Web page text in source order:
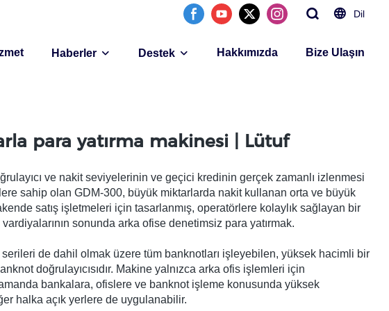
Dil
Haberler Destek Hakkımızda Bize Ulaşın
para yatırma makinesi | Lütuf
ve nakit seviyelerinin ve geçici kredinin gerçek zamanlı izlenmesi
sahip olan GDM-300, büyük miktarlarda nakit kullanan orta ve büyük
satış işletmeleri için tasarlanmış, operatörlere kolaylık sağlayan bir
sonunda arka ofise denetimsiz para yatırmak.
de dahil olmak üzere tüm banknotları işleyebilen, yüksek hacimli bir
doğrulayıcısıdır. Makine yalnızca arka ofis işlemleri için
bankalara, ofislere ve banknot işleme konusunda yüksek
halka açık yerlere de uygulanabilir.